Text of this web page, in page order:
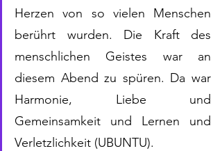
Herzen von so vielen Menschen
berührt wurden. Die Kraft des
menschlichen Geistes war an
diesem Abend zu spüren. Da war
Harmonie, Liebe und
Gemeinsamkeit und Lernen und
Verletzlichkeit (UBUNTU).